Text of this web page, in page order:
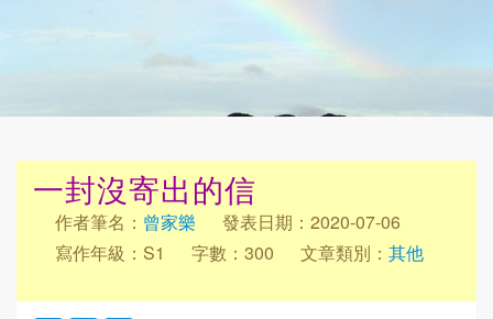
一封沒寄出的信
作者筆名： 曾家樂
發表日期：2020-07-06
寫作年級：S1
字數：300 文章類別： 其他